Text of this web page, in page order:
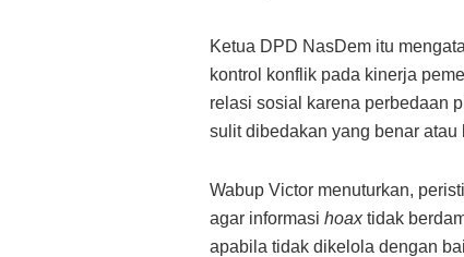
Ketua DPD NasDem itu
kontrol konflik pada kinerja
relasi sosial karena perbedaan
sulit dibedakan yang benar atau
Wabup Victor menuturkan,
agar informasi hoaxtidak
apabila tidak dikelola dengan